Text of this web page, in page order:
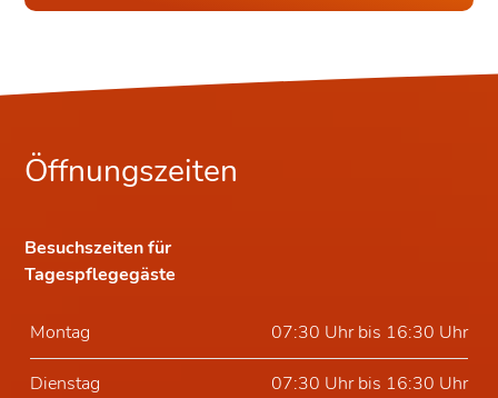
Öffnungszeiten
Besuchszeiten für
Tagespflegegäste
Montag 07:30 Uhr bis 16:30 Uhr
Dienstag 07:30 Uhr bis 16:30 Uhr